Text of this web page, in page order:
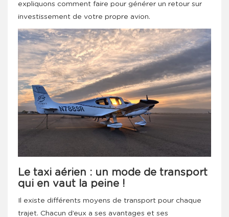
expliquons comment faire pour générer un retour sur
investissement de votre propre avion.
Le taxi aérien : un mode de transport
qui en vaut la peine !
Il existe différents moyens de transport pour chaque
trajet. Chacun d’eux a ses avantages et ses